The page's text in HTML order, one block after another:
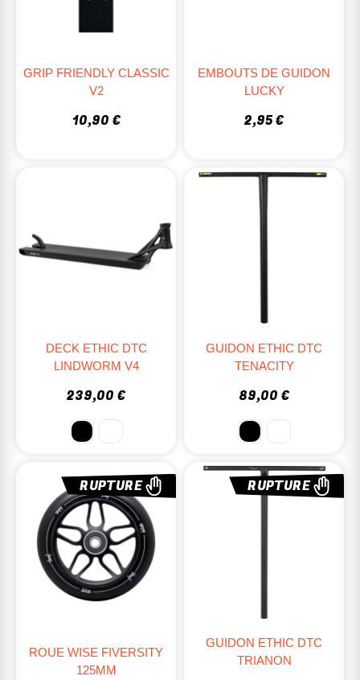
GRIP FRIENDLY CLASSIC
V2
10,90 €
EMBOUTS DE GUIDON
LUCKY
2,95 €
DECK ETHIC DTC
LINDWORM V4
239,00 €
GUIDON ETHIC DTC
TENACITY
89,00 €
RUPTURE
ROUE WISE FIVERSITY
125MM
RUPTURE
GUIDON ETHIC DTC
TRIANON